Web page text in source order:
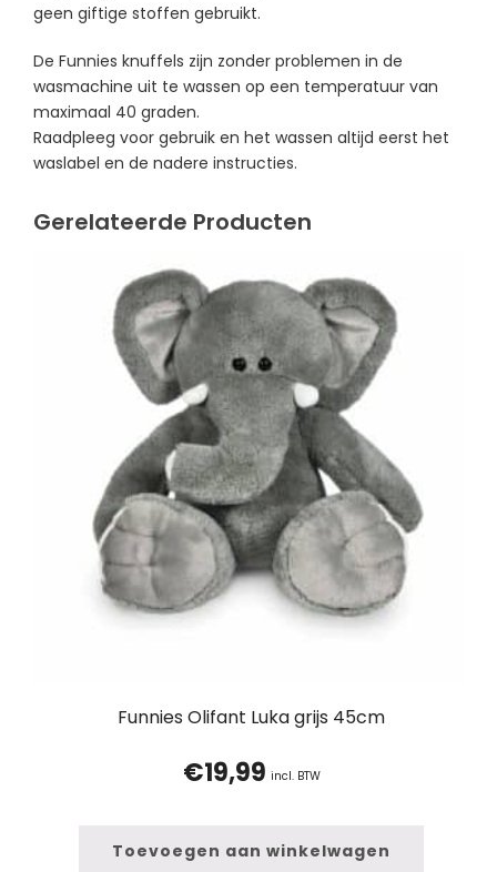
geen giftige stoffen gebruikt.
De Funnies knuffels zijn zonder problemen in de
wasmachine uit te wassen op een temperatuur van
maximaal 40 graden.
Raadpleeg voor gebruik en het wassen altijd eerst het
waslabel en de nadere instructies.
Gerelateerde Producten
Funnies Olifant Luka grijs 45cm
€19,99 incl. BTW
Toevoegen aan winkelwagen